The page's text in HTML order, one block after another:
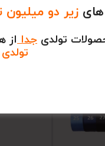
هایزیر دو میلیون
تولدی جدا از